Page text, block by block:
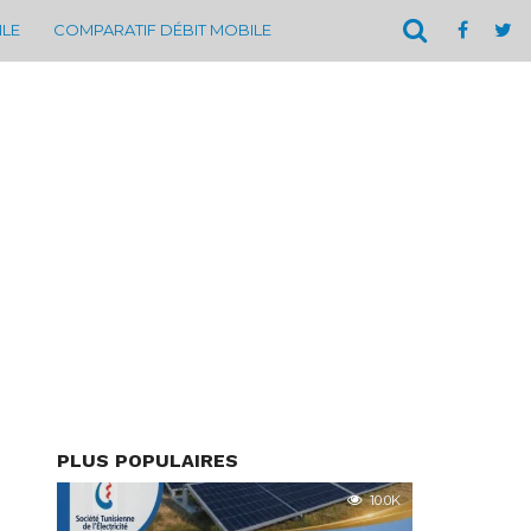
COMPARATIF DÉBIT MOBILE
PLUS POPULAIRES
10.0K